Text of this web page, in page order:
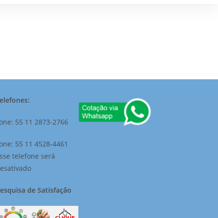
55 11 2873-2766
55 11 4528-4461
telefone será
de Satisfação